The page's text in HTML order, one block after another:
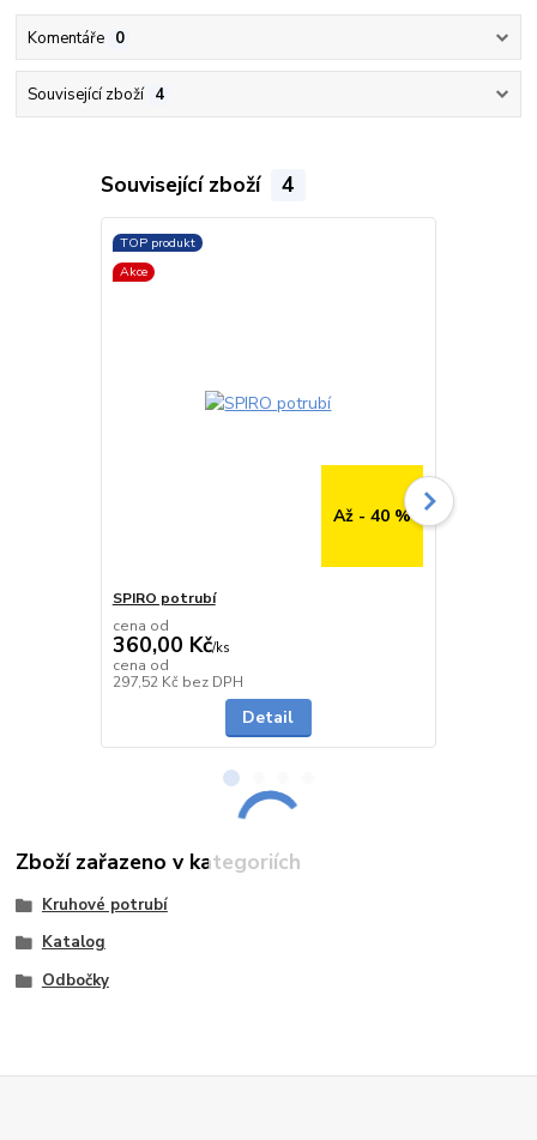
Komentáře 0
Související zboží 4
Související zboží 4
TOP produkt
Akce
Až - 40 %
SPIRO potrubí
cena od
360,00 Kč/ks
cena od
297,52 Kč bez DPH
Detail
Zboží zařazeno v kategoriích
Kruhové potrubí
Katalog
Odbočky